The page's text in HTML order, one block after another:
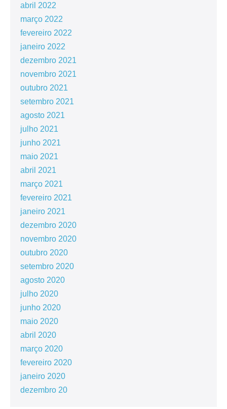
abril 2022
março 2022
fevereiro 2022
janeiro 2022
dezembro 2021
novembro 2021
outubro 2021
setembro 2021
agosto 2021
julho 2021
junho 2021
maio 2021
abril 2021
março 2021
fevereiro 2021
janeiro 2021
dezembro 2020
novembro 2020
outubro 2020
setembro 2020
agosto 2020
julho 2020
junho 2020
maio 2020
abril 2020
março 2020
fevereiro 2020
janeiro 2020
dezembro 20